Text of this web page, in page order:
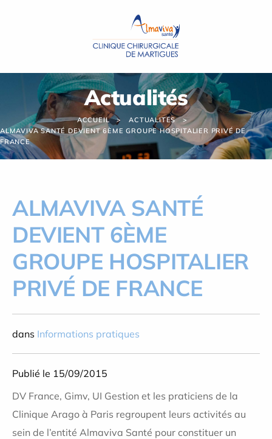
Actualités
ACCUEIL
ACTUALITÉS
ALMAVIVA SANTÉ DEVIENT 6ÈME GROUPE HOSPITALIER PRIVÉ DE
FRANCE
ALMAVIVA SANTÉ
DEVIENT 6ÈME
GROUPE HOSPITALIER
PRIVÉ DE FRANCE
dans Informations pratiques
Publié le 15/09/2015
DV France, Gimv, UI Gestion et les praticiens de la
Clinique Arago à Paris regroupent leurs activités au
sein de l’entité Almaviva Santé pour constituer un